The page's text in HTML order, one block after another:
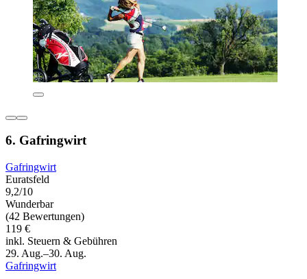
6. Gafringwirt
Gafringwirt
Euratsfeld
9,2/10
Wunderbar
(42 Bewertungen)
119 €
inkl. Steuern & Gebühren
29. Aug.–30. Aug.
Gafringwirt